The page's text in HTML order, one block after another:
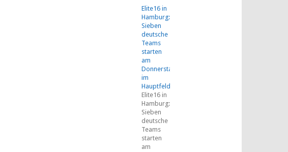
Elite16 in
Hamburg:
Sieben
deutsche
Teams
starten
am
Donnerstag
im
Hauptfeld
Elite16 in
Hamburg:
Sieben
deutsche
Teams
starten
am